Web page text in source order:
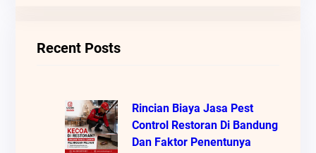
Recent Posts
Rincian Biaya Jasa Pest
Control Restoran Di Bandung
Dan Faktor Penentunya